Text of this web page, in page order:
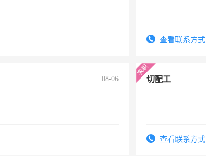
查看联系方式
08-06 切配工
查看联系方式